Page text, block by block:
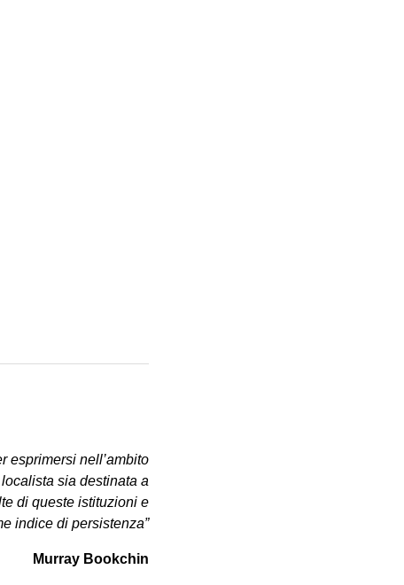
esprimersi nell’ambito
sia destinata a
di queste istituzioni e
indice di persistenza”
Murray Bookchin